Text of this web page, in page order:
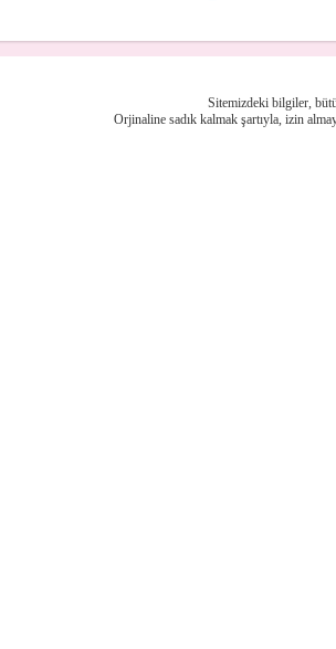
Sitemizdeki bilgiler,
Orjinaline sadık kalmak şartıyla, izin